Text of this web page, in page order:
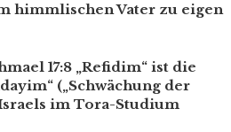
himmlischen Vater zu eigen
17:8 „Refidim“ ist die
(„Schwächung der
im Tora-Studium